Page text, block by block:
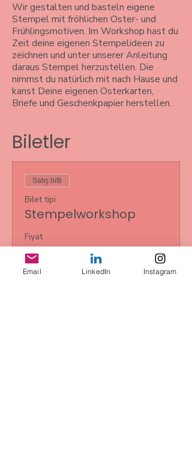
Wir gestalten und basteln eigene
Stempel mit fröhlichen Oster- und
Frühlingsmotiven. Im Workshop hast du
Zeit deine eigenen Stempelideen zu
zeichnen und unter unserer Anleitung
daraus Stempel herzustellen. Die
nimmst du natürlich mit nach Hause und
kanst Deine eigenen Osterkarten,
Briefe und Geschenkpapier herstellen.
Biletler
Satış bitti
Bilet tipi
Stempelworkshop
Fiyat
€25,00
+€0,63 bilet hizmet bedeli
Email LinkedIn Instagram